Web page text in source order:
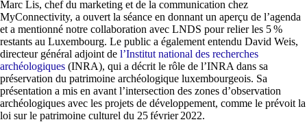
Marc Lis, chef du marketing et de la communication chez
MyConnectivity, a ouvert la séance en donnant un aperçu de l’agenda
et a mentionné notre collaboration avec LNDS pour relier les 5 %
restants au Luxembourg. Le public a également entendu David Weis,
directeur général adjoint de l’Institut national des recherches
archéologiques (INRA), qui a décrit le rôle de l’INRA dans sa
préservation du patrimoine archéologique luxembourgeois. Sa
présentation a mis en avant l’intersection des zones d’observation
archéologiques avec les projets de développement, comme le prévoit la
loi sur le patrimoine culturel du 25 février 2022.